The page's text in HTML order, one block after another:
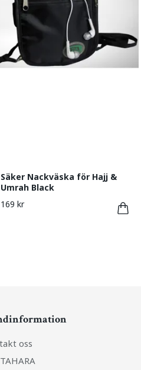
Säker Nackväska för Hajj &
Umrah Black
169 kr
oss